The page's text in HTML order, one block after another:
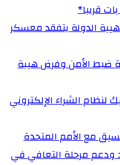
قريبا*
الدولة يتفقد معسكر
ضبط الأمن وفرض هيبة
الشراء الإلكتروني
مع الأمم المتحدة
ودعم مرحلة التعافي في